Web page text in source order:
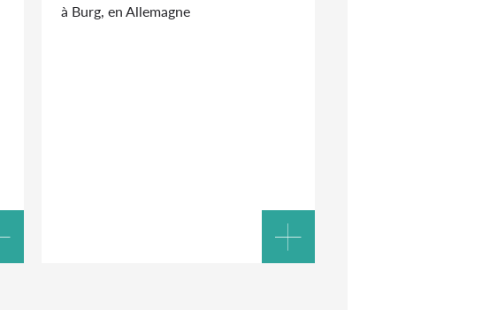
à Burg, en Allemagne